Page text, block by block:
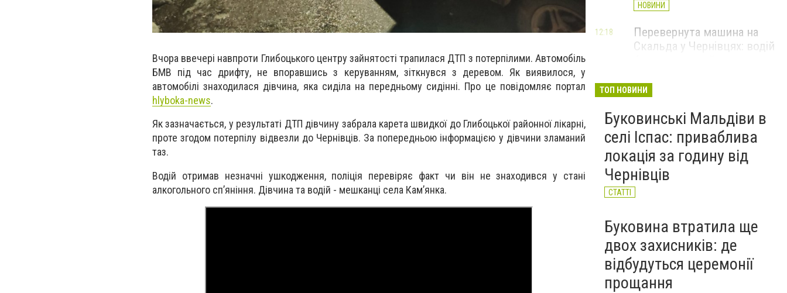
Вчора ввечері навпроти Глибоцького центру зайнятості трапилася ДТП з потерпілими. Автомобіль
БМВ під час дрифту, не впоравшись з керуванням, зіткнувся з деревом. Як виявилося, у
автомобілі знаходилася дівчина, яка сиділа на передньому сидінні. Про це повідомляє портал
hlyboka-news.
Як зазначається, у результаті ДТП дівчину забрала карета швидкої до Глибоцької районної лікарні,
проте згодом потерпілу відвезли до Чернівців. За попередньою інформацією у дівчини зламаний
таз.
Водій отримав незначні ушкодження, поліція перевіряє факт чи він не знаходився у стані
алкогольного сп’яніння. Дівчина та водій - мешканці села Кам’янка.
НОВИНИ
Перевернута машина на
Скальда у Чернівцях: водій
12:18
зафіксували новий
історичний температурний
максимум
НОВИНИ
ТОП НОВИНИ
Буковинські Мальдіви в
селі Іспас: приваблива
локація за годину від
Чернівців
СТАТТІ
Буковина втратила ще
двох захисників: де
відбудуться церемонії
прощання